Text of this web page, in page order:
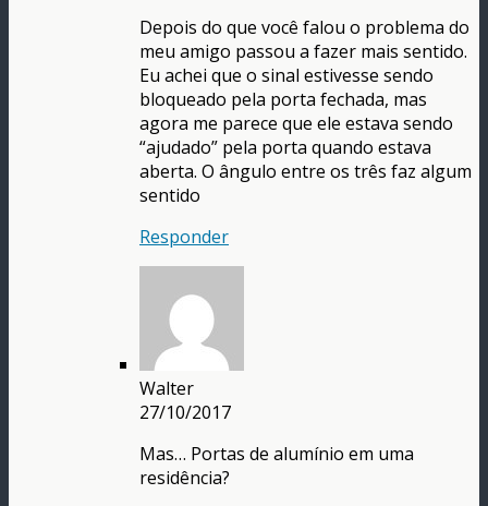
Depois do que você falou o problema do
meu amigo passou a fazer mais sentido.
Eu achei que o sinal estivesse sendo
bloqueado pela porta fechada, mas
agora me parece que ele estava sendo
“ajudado” pela porta quando estava
aberta. O ângulo entre os três faz algum
sentido
Responder
Walter
27/10/2017
Mas… Portas de alumínio em uma
residência?